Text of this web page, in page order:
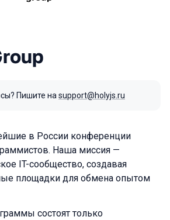
Пишите наsupport@holyjs.ru
в России конференции
Наша миссия —
IT-сообщество, создавая
площадки для обмена опытом
состоят только